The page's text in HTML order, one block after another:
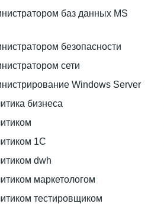
баз данных MS
безопасности
сети
Windows Server
бизнеса
1С
dwh
маркетологом
тестировщиком